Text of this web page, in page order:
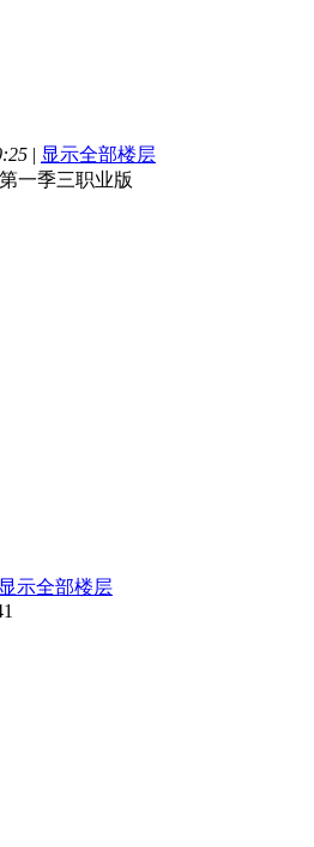
| 显示全部楼层
一季三职业版
显示全部楼层